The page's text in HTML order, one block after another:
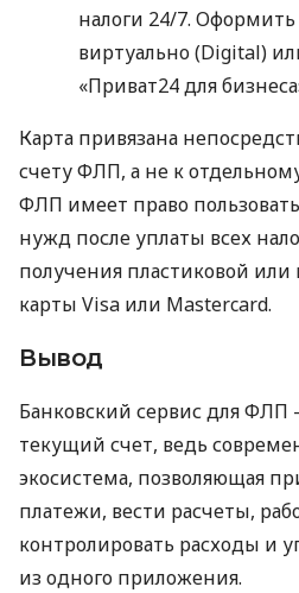
налоги 24/7.
виртуально (Digital)
«Приват24 для
Карта привязана
счету ФЛП, а не к
ФЛП имеет право
нужд после уплаты всех
получения пластиковой
карты Visa или Mastercard.
Вывод
Банковский сервис для ФЛП
текущий счет, ведь
экосистема, позволяющая
платежи, вести расчеты,
контролировать расходы и
из одного приложения.